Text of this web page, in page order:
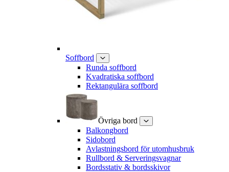
Soffbord
Runda soffbord
Kvadratiska soffbord
Rektangulära soffbord
Övriga bord
Balkongbord
Sidobord
Avlastningsbord för utomhusbruk
Rullbord & Serveringsvagnar
Bordsstativ & bordsskivor